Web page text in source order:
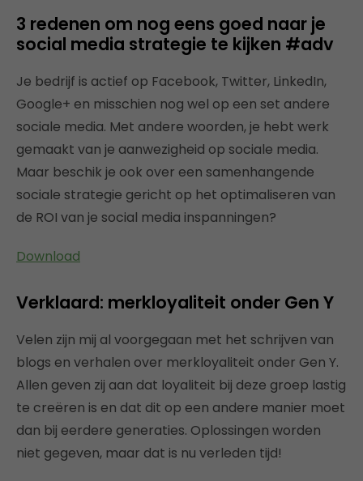
3 redenen om nog eens goed naar je
social media strategie te kijken #adv
Je bedrijf is actief op Facebook, Twitter, LinkedIn,
Google+ en misschien nog wel op een set andere
sociale media. Met andere woorden, je hebt werk
gemaakt van je aanwezigheid op sociale media.
Maar beschik je ook over een samenhangende
sociale strategie gericht op het optimaliseren van
de ROI van je social media inspanningen?
Download
Verklaard: merkloyaliteit onder Gen Y
Velen zijn mij al voorgegaan met het schrijven van
blogs en verhalen over merkloyaliteit onder Gen Y.
Allen geven zij aan dat loyaliteit bij deze groep lastig
te creëren is en dat dit op een andere manier moet
dan bij eerdere generaties. Oplossingen worden
niet gegeven, maar dat is nu verleden tijd!